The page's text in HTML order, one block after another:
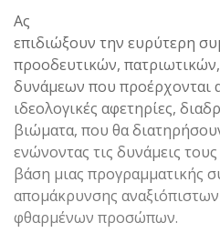
Ας
επιδιώξουν την ευρύτερη
προοδευτικών,
δυνάμεων που προέρχονται
ιδεολογικές αφετηρίες,
βιώματα, που θα
ενώνοντας τις δυνάμεις
βάση μιας προγραμματικής
απομάκρυνσης αναξιόπιστων
φθαρμένων προσώπων.